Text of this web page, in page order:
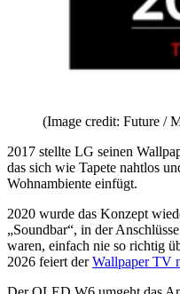
(Image credit: Future /
2017 stellte LG seinen
das sich wie Tapete nahtlos
Wohnambiente einfügt.
2020 wurde das Konzept
„Soundbar“, in der
waren, einfach nie so richtig
2026 feiert derWallpaper TV